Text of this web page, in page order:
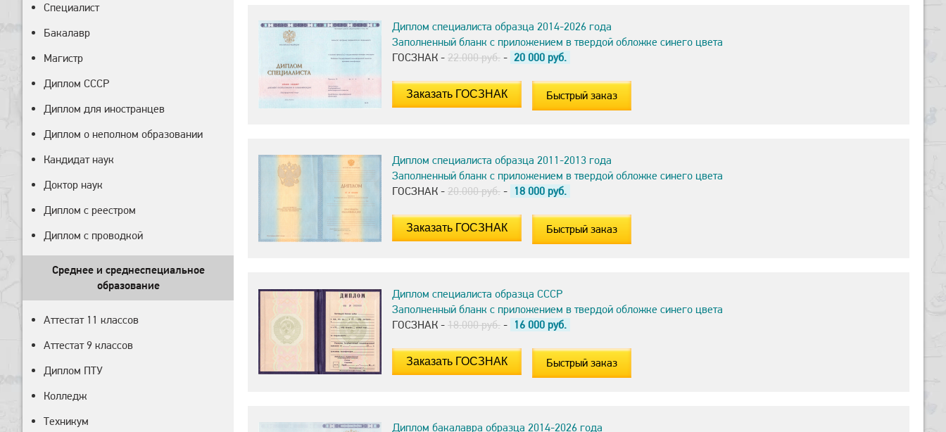
Диплом специалиста образца 2014-2026 года
Заполненный бланк с приложением в твердой обложке синего цвета
ГОСЗНАК - 22.000 руб. - 20 000 руб.
Быстрый заказ
Диплом специалиста образца 2011-2013 года
Заполненный бланк с приложением в твердой обложке синего цвета
ГОСЗНАК - 20.000 руб. - 18 000 руб.
Быстрый заказ
Диплом специалиста образца СССР
Заполненный бланк с приложением в твердой обложке синего цвета
ГОСЗНАК - 18.000 руб. - 16 000 руб.
Быстрый заказ
Диплом бакалавра образца 2014-2026 года
Специалист
Бакалавр
Магистр
Диплом СССР
Диплом для иностранцев
Диплом о неполном образовании
Кандидат наук
Доктор наук
Диплом с реестром
Диплом с проводкой
Среднее и среднеспециальное
образование
Аттестат 11 классов
Аттестат 9 классов
Диплом ПТУ
Колледж
Техникум